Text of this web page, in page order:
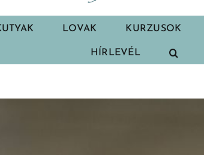
LOVAK KURZUSOK
HÍRLEVÉL